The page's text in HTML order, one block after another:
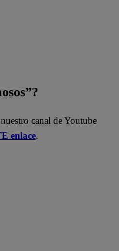
canal de Youtube
enlace.